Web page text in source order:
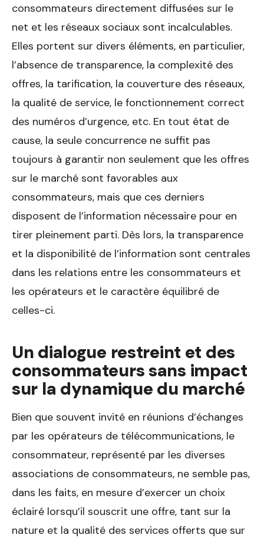
consommateurs directement diffusées sur le
net et les réseaux sociaux sont incalculables.
Elles portent sur divers éléments, en particulier,
l’absence de transparence, la complexité des
offres, la tarification, la couverture des réseaux,
la qualité de service, le fonctionnement correct
des numéros d’urgence, etc. En tout état de
cause, la seule concurrence ne suffit pas
toujours à garantir non seulement que les offres
sur le marché sont favorables aux
consommateurs, mais que ces derniers
disposent de l’information nécessaire pour en
tirer pleinement parti. Dès lors, la transparence
et la disponibilité de l’information sont centrales
dans les relations entre les consommateurs et
les opérateurs et le caractère équilibré de
celles-ci.
Un dialogue restreint et des
consommateurs sans impact
sur la dynamique du marché
Bien que souvent invité en réunions d’échanges
par les opérateurs de télécommunications, le
consommateur, représenté par les diverses
associations de consommateurs, ne semble pas,
dans les faits, en mesure d’exercer un choix
éclairé lorsqu’il souscrit une offre, tant sur la
nature et la qualité des services offerts que sur